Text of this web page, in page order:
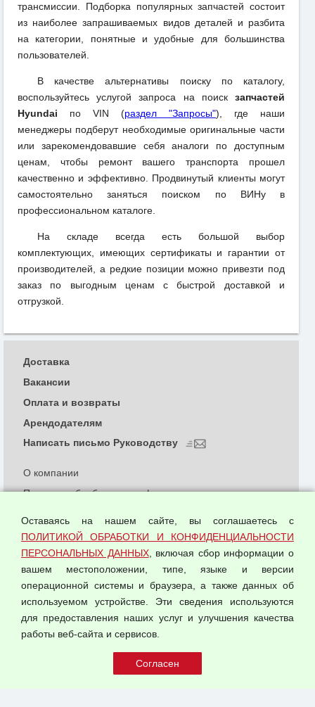
трансмиссии. Подборка популярных запчастей состоит
из наиболее запрашиваемых видов деталей и разбита
на категории, понятные и удобные для большинства
пользователей.
В качестве альтернативы поиску по каталогу,
воспользуйтесь услугой запроса на поиск запчастей
Hyundai по VIN (раздел "Запросы"), где наши
менеджеры подберут необходимые оригинальные части
или зарекомендовавшие себя аналоги по доступным
ценам, чтобы ремонт вашего транспорта прошел
качественно и эффективно. Продвинутый клиенты могут
самостоятельно заняться поиском по ВИНу в
профессиональном каталоге.
На складе всегда есть большой выбор
комплектующих, имеющих сертификаты и гарантии от
производителей, а редкие позиции можно привезти под
заказ по выгодным ценам с быстрой доставкой и
отгрузкой.
© 2026 ООО "Феникс"
О компании
Политика обработки и конфиденциальности
Согласием на обработку персональных данных
Оферта оптовой купли-продажи
Публичная оферта
Доставка
Вакансии
Оплата и возвраты
Арендодателям
Написать письмо Руководству
Оставаясь на нашем сайте, вы соглашаетесь с
ПОЛИТИКОЙ ОБРАБОТКИ И КОНФИДЕНЦИАЛЬНОСТИ
ПЕРСОНАЛЬНЫХ ДАННЫХ, включая сбор информации о
вашем местоположении, типе, языке и версии
операционной системы и браузера, а также данных об
используемом устройстве. Эти сведения используются
для предоставления наших услуг и улучшения качества
работы веб-сайта и сервисов.